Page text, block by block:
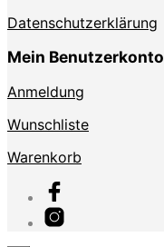
Datenschutzerklärung
Mein Benutzerkonto
Anmeldung
Wunschliste
Warenkorb